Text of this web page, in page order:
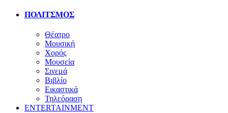
ΠΟΛΙΤΣΜΟΣ
Θέατρο
Μουσική
Χορός
Μουσεία
Σινεμά
Βιβλίο
Εικαστικά
Τηλεόραση
ENTERTAINMENT